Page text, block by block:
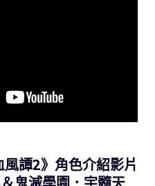
風譚2》角色介紹影片